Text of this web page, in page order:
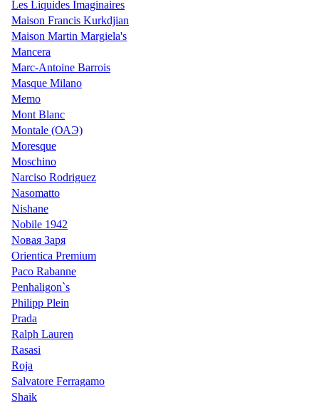
Les Liquides Imaginaires
Maison Francis Kurkdjian
Maison Martin Margiela's
Mancera
Marc-Antoine Barrois
Masque Milano
Memo
Mont Blanc
Montale (ОАЭ)
Moresque
Moschino
Narciso Rodriguez
Nasomatto
Nishane
Nobile 1942
Nовая Заря
Orientica Premium
Paco Rabanne
Penhaligon`s
Philipp Plein
Prada
Ralph Lauren
Rasasi
Roja
Salvatore Ferragamo
Shaik